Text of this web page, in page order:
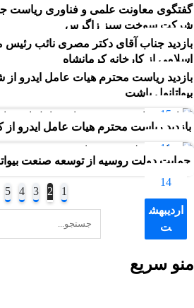
اردیبهش
ت
17
مرداد
16
فروردین
گفتگوی معاونت علمی و فناوری ریاست
شرکت سوخت سبز زاگرس
25
دی
بازدید جناب آقای دکتر مصری نائب
اسلامی از کارخانه کرمانشاه
17
آبان
بازدید ریاست محترم هیات عامل ایدرو از
بیواتانول باشت
15
مرداد
بازدید ریاست محترم هیات عامل ایدرو از
11
تیر
حمایت دولت روسیه از توسعه صنعت
14
اردیبهش
ت
1
2
3
4
5
منو سریع